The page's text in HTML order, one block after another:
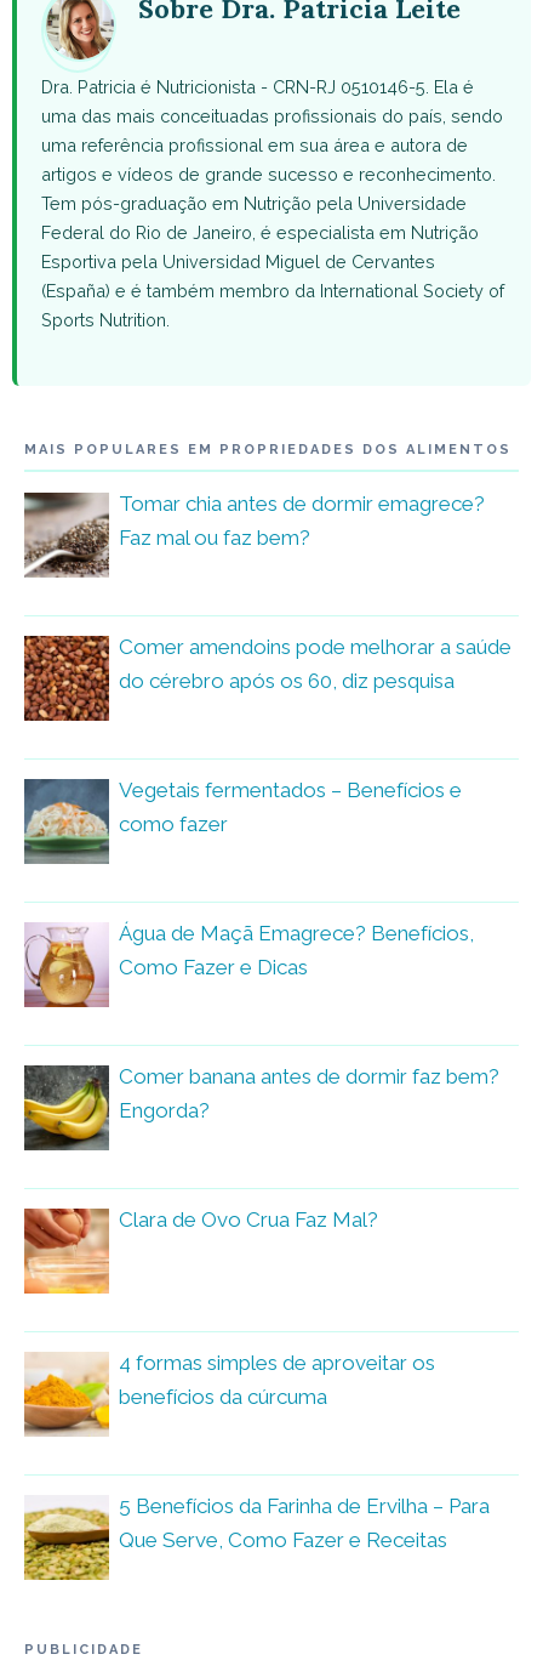
Sobre Dra. Patricia Leite
Dra. Patricia é Nutricionista - CRN-RJ 0510146-5. Ela é
uma das mais conceituadas profissionais do país, sendo
uma referência profissional em sua área e autora de
artigos e vídeos de grande sucesso e reconhecimento.
Tem pós-graduação em Nutrição pela Universidade
Federal do Rio de Janeiro, é especialista em Nutrição
Esportiva pela Universidad Miguel de Cervantes
(España) e é também membro da International Society of
Sports Nutrition.
MAIS POPULARES EM PROPRIEDADES DOS ALIMENTOS
Tomar chia antes de dormir emagrece?
Faz mal ou faz bem?
Comer amendoins pode melhorar a saúde
do cérebro após os 60, diz pesquisa
Vegetais fermentados – Benefícios e
como fazer
Água de Maçã Emagrece? Benefícios,
Como Fazer e Dicas
Comer banana antes de dormir faz bem?
Engorda?
Clara de Ovo Crua Faz Mal?
4 formas simples de aproveitar os
benefícios da cúrcuma
5 Benefícios da Farinha de Ervilha – Para
Que Serve, Como Fazer e Receitas
PUBLICIDADE